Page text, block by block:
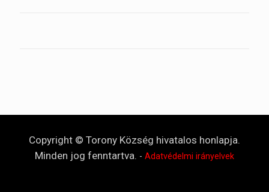
Copyright © Torony Község hivatalos honlapja.
Minden jog fenntartva. - Adatvédelmi irányelvek